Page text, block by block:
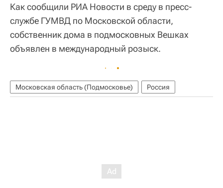
Как сообщили РИА Новости в среду в пресс-
службе ГУМВД по Московской области,
собственник дома в подмосковных Вешках
объявлен в международный розыск.
Московская область (Подмосковье) Россия